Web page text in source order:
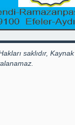
saklıdır, Kaynak